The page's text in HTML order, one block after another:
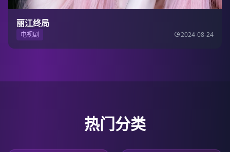
丽江终局
电视剧 2024-08-24
热门分类